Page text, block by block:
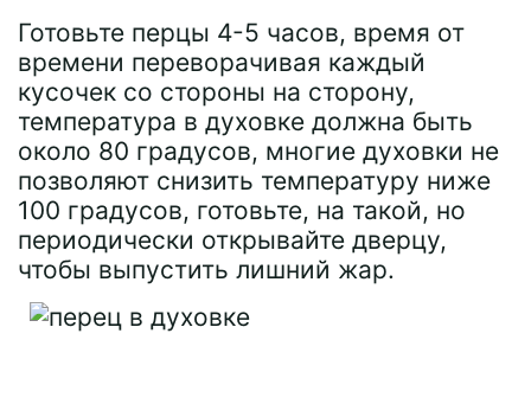
Готовьте перцы 4-5 часов, время от
времени переворачивая каждый
кусочек со стороны на сторону,
температура в духовке должна быть
около 80 градусов, многие духовки не
позволяют снизить температуру ниже
100 градусов, готовьте, на такой, но
периодически открывайте дверцу,
чтобы выпустить лишний жар.